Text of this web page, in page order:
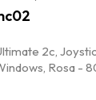
2c,
Rosa -